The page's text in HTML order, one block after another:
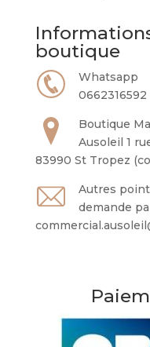
boutique
Whatsapp
0662316592
Boutique
Ausoleil 1
83990 St Tropez
Autres
demande